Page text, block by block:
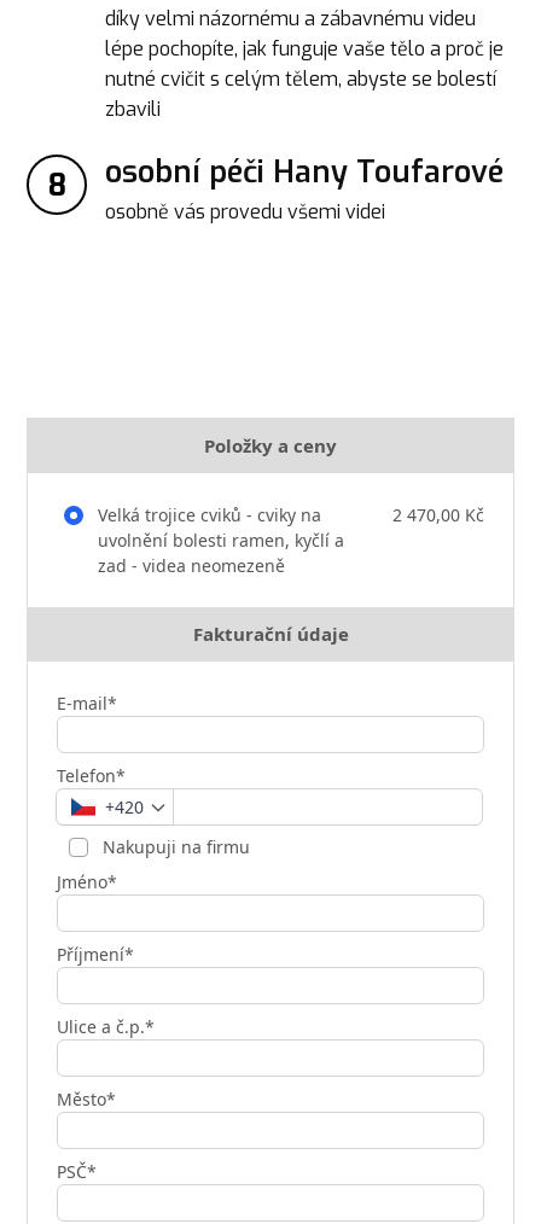
díky velmi názornému a zábavnému videu
lépe pochopíte, jak funguje vaše tělo a proč je
nutné cvičit s celým tělem, abyste se bolestí
zbavili
8 osobní péči Hany Toufarové
osobně vás provedu všemi videi
Položky a ceny
Velká trojice cviků - cviky na
uvolnění bolesti ramen, kyčlí a
zad - videa neomezeně
2 470,00 Kč
Fakturační údaje
E-mail*
Telefon*
+420
Nakupuji na firmu
Jméno*
Příjmení*
Ulice a č.p.*
Město*
PSČ*